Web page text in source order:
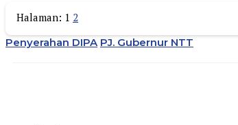
Halaman: 1 2
Penyerahan DIPA PJ. Gubernur NTT